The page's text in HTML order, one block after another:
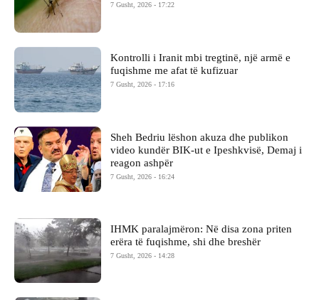
7 Gusht, 2026 - 17:22
Kontrolli i Iranit mbi tregtinë, një armë e
fuqishme me afat të kufizuar
7 Gusht, 2026 - 17:16
Sheh Bedriu lëshon akuza dhe publikon
video kundër BIK-ut e Ipeshkvisë, Demaj i
reagon ashpër
7 Gusht, 2026 - 16:24
IHMK paralajmëron: Në disa zona priten
erëra të fuqishme, shi dhe breshër
7 Gusht, 2026 - 14:28